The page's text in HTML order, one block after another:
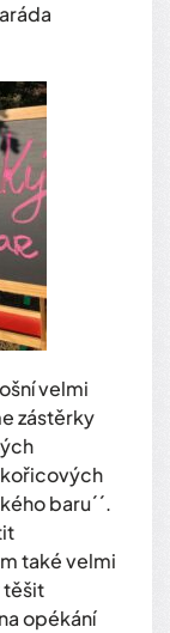
velmi
zástěrky
baru´´.
také velmi
těšit
opékání